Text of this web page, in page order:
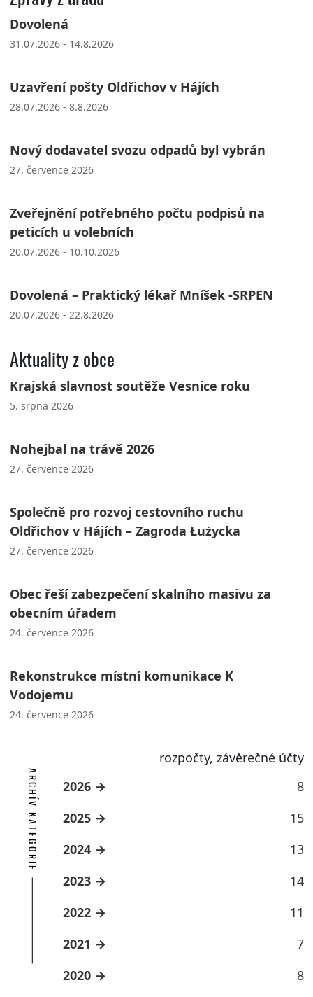
Dovolená
31.07.2026 - 14.8.2026
Uzavření pošty Oldřichov v Hájích
28.07.2026 - 8.8.2026
Nový dodavatel svozu odpadů byl vybrán
27. července 2026
Zveřejnění potřebného počtu podpisů na
peticích u volebních
20.07.2026 - 10.10.2026
Dovolená – Praktický lékař Mníšek -SRPEN
20.07.2026 - 22.8.2026
Aktuality z obce
Krajská slavnost soutěže Vesnice roku
5. srpna 2026
Nohejbal na trávě 2026
27. července 2026
Společně pro rozvoj cestovního ruchu
Oldřichov v Hájích – Zagroda Łużycka
27. července 2026
Obec řeší zabezpečení skalního masivu za
obecním úřadem
24. července 2026
Rekonstrukce místní komunikace K
Vodojemu
24. července 2026
rozpočty, závěrečné účty
ARCHÍV KATEGORIE 2026
8
2025
15
2024
13
2023
14
2022
11
2021
7
2020
8